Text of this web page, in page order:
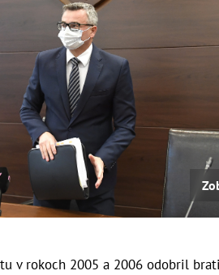
v rokoch 2005 a 2006 odobril